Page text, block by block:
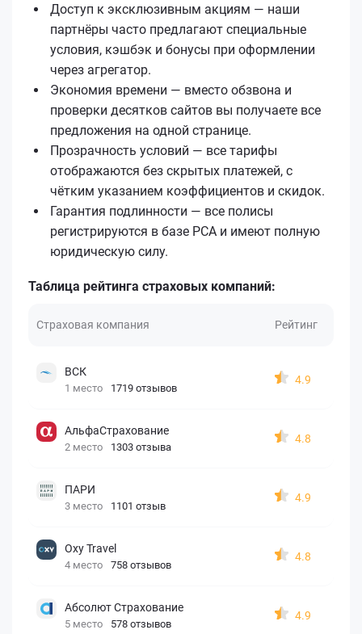
Доступ к эксклюзивным акциям — наши
партнёры часто предлагают специальные
условия, кэшбэк и бонусы при оформлении
через агрегатор.
Экономия времени — вместо обзвона и
проверки десятков сайтов вы получаете все
предложения на одной странице.
Прозрачность условий — все тарифы
отображаются без скрытых платежей, с
чётким указанием коэффициентов и скидок.
Гарантия подлинности — все полисы
регистрируются в базе РСА и имеют полную
юридическую силу.
Таблица рейтинга страховых компаний:
Страховая компания Рейтинг
ВСК
1 место 1719 отзывов
4.9
АльфаСтрахование
2 место 1303 отзыва
4.8
ПАРИ
3 место 1101 отзыв
4.9
Oxy Travel
4 место 758 отзывов
4.8
Абсолют Страхование
5 место 578 отзывов
4.9